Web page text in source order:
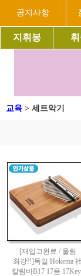
공지사항
지휘봉
교육 > 세트악기
[재입고완료 / 울림
최강!!]독일 Hokema 社
칼림바B17 17음